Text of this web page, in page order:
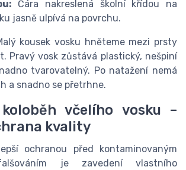
Čára nakreslená školní křídou na
jasně ulpívá na povrchu.
kousek vosku hněteme mezi prsty
Pravý vosk zůstává plastický, nešpiní
tvarovatelný. Po natažení nemá
a snadno se přetrhne.
včelího vosku –
kvality
ochranou před kontaminovaným
je zavedení vlastního